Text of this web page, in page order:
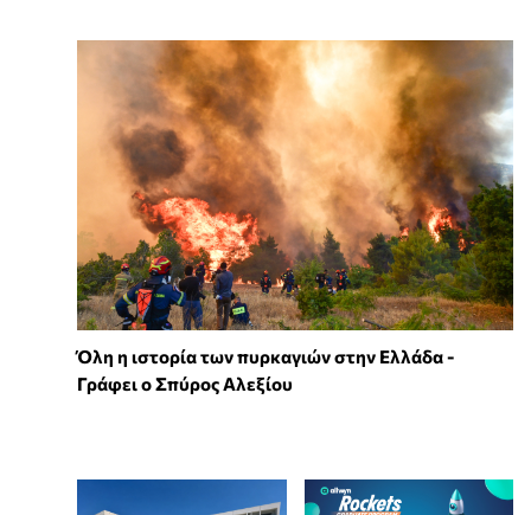
Όλη η ιστορία των πυρκαγιών στην Ελλάδα -
Γράφει ο Σπύρος Αλεξίου